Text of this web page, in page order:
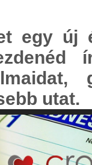
egy új
utat.